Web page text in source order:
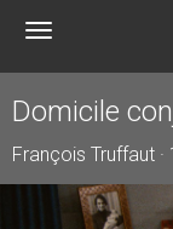
Toggle
Domicile
François Truffaut ·